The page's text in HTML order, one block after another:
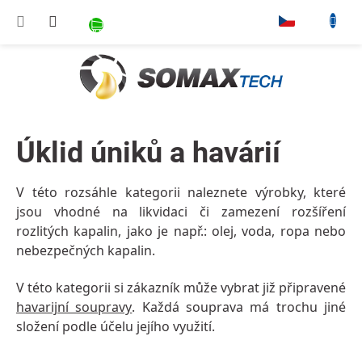
NÁKUPNÍ KOŠÍK
Úklid úniků a havárií
V této rozsáhle kategorii naleznete výrobky, které
jsou vhodné na likvidaci či zamezení rozšíření
rozlitých kapalin, jako je např.: olej, voda, ropa nebo
nebezpečných kapalin.
V této kategorii si zákazník může vybrat již připravené
havarijní soupravy. Každá souprava má trochu jiné
složení podle účelu jejího využití.